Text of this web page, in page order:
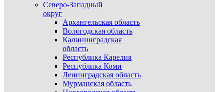
Северо-Западный
округ
Архангельская область
Вологодская область
Калининградская
область
Республика Карелия
Республика Коми
Ленинградская область
Мурманская область